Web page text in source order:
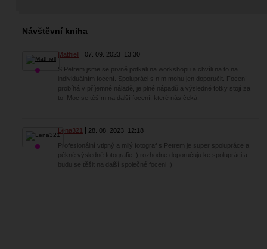
Návštěvní kniha
Mathiell 07. 09. 2023 13:30
S Petrem jsme se prvně potkali na workshopu a chvíli na to na
individuálním focení. Spolupráci s ním mohu jen doporučit. Focení
probíhá v příjemné náladě, je plné nápadů a výsledné fotky stojí za
to. Moc se těším na další focení, které nás čeká.
Lena321 28. 08. 2023 12:18
Profesionální vtipný a milý fotograf s Petrem je super spolupráce a
pěkné výsledné fotografie :) rozhodne doporučuju ke spolupráci a
budu se těšit na další společné foceni :)